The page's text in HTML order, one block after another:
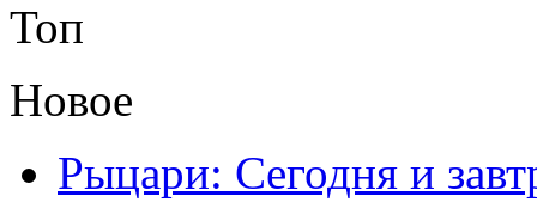
Топ
Новое
Рыцари: Сегодня и